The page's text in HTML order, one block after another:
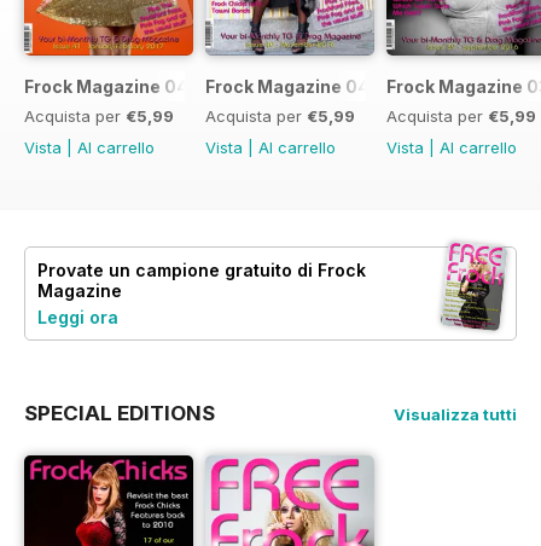
Frock Magazine 041
Acquista per €5,99
Vista
Al carrello
Frock Magazine 040
Acquista per €5,99
Vista
Al carrello
Frock Magazine
Acquista per €5,99
Vista
Al carrello
Provate un campione gratuito di Frock
Magazine
Leggi ora
SPECIAL EDITIONS Visualizza tutti